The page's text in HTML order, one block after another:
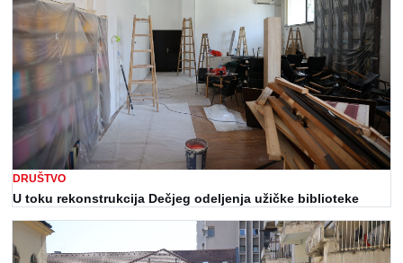
DRUŠTVO
U toku rekonstrukcija Dečjeg odeljenja užičke biblioteke